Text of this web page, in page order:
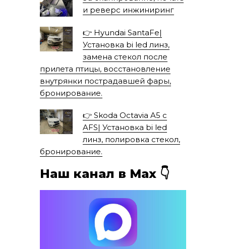
и реверс инжиниринг
👉 Hyundai SantaFe|
Установка bi led линз,
замена стекол после
прилета птицы, восстановление
внутрянки пострадавшей фары,
бронирование.
👉 Skoda Octavia A5 с
AFS| Установка bi led
линз, полировка стекол,
бронирование.
Наш канал в Мах 👇